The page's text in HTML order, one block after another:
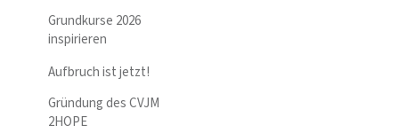
Grundkurse 2026
inspirieren
Aufbruch ist jetzt!
Gründung des CVJM
2HOPE